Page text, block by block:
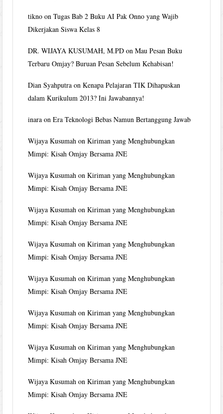
tikno onTugas Bab 2 Buku AI Pak Onno yang Wajib
Dikerjakan Siswa Kelas 8
DR. WIJAYA KUSUMAH, M.PD onMau Pesan Buku
Terbaru Omjay? Buruan Pesan Sebelum Kehabisan!
Dian Syahputra onKenapa Pelajaran TIK Dihapuskan
dalam Kurikulum 2013? Ini Jawabannya!
inara onEra Teknologi Bebas Namun Bertanggung Jawab
Wijaya Kusumah onKiriman yang Menghubungkan
Mimpi: Kisah Omjay Bersama JNE
Wijaya Kusumah onKiriman yang Menghubungkan
Mimpi: Kisah Omjay Bersama JNE
Wijaya Kusumah onKiriman yang Menghubungkan
Mimpi: Kisah Omjay Bersama JNE
Wijaya Kusumah onKiriman yang Menghubungkan
Mimpi: Kisah Omjay Bersama JNE
Wijaya Kusumah onKiriman yang Menghubungkan
Mimpi: Kisah Omjay Bersama JNE
Wijaya Kusumah onKiriman yang Menghubungkan
Mimpi: Kisah Omjay Bersama JNE
Wijaya Kusumah onKiriman yang Menghubungkan
Mimpi: Kisah Omjay Bersama JNE
Wijaya Kusumah onKiriman yang Menghubungkan
Mimpi: Kisah Omjay Bersama JNE